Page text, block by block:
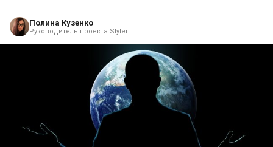
Полина Кузенко
Руководитель проекта Styler